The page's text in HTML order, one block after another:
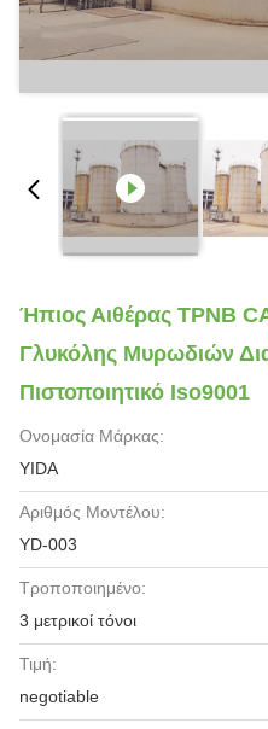
Ήπιος Αιθέρας TPNB
Γλυκόλης Μυρωδιών
Πιστοποιητικό Iso9001
Ονομασία Μάρκας:
YIDA
Αριθμός Μοντέλου:
YD-003
Τροποποιημένο:
3 μετρικοί τόνοι
Τιμή:
negotiable